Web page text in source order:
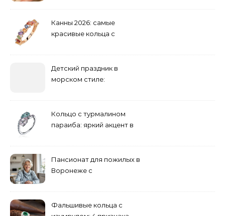
Канны 2026: самые
красивые кольца с
Детский праздник в
морском стиле:
Кольцо с турмалином
параиба: яркий акцент в
Пансионат для пожилых в
Воронеже с
Фальшивые кольца с